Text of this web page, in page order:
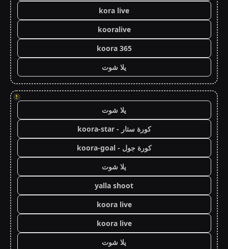
kora live
kooralive
koora 365
يلا شوت
!
يلا شوت
كورة ستار - koora-star
كورة جول - koora-goal
يلا شوت
yalla shoot
koora live
koora live
يلا شوت